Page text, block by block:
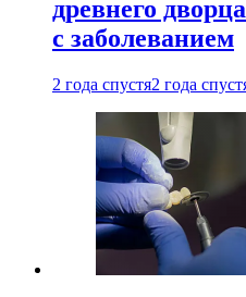
древнего
с заболеванием
2 года спустя2 года